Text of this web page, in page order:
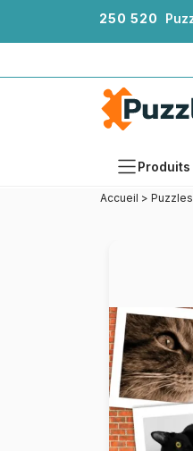
250 520
Produits
Âges
Artistes
Accessoires
Puzzles en
Peinture au
Accueil >